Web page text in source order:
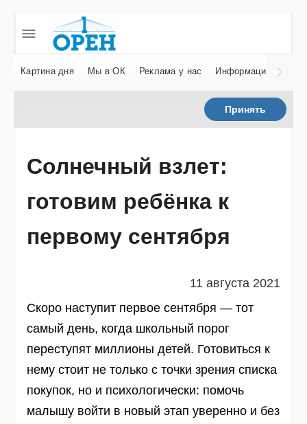
Картина дня Мы в ОК Реклама у нас Информация о нас
Принять
Солнечный взлет:
готовим ребёнка к
первому сентября
11 августа 2021
Скоро наступит первое сентября — тот
самый день, когда школьный порог
переступят миллионы детей. Готовиться к
нему стоит не только с точки зрения списка
покупок, но и психологически: помочь
малышу войти в новый этап уверенно и без